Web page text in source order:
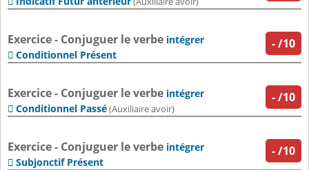
-/10
Exercice - Conjuguer le verbe intégrer
 Conditionnel Présent
-/10
Exercice - Conjuguer le verbe intégrer
 Conditionnel Passé(Auxiliaire avoir)
-/10
Exercice - Conjuguer le verbe intégrer
 Subjonctif Présent